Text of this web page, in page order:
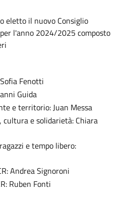
eletto il nuovo Consiglio
l'anno 2024/2025 composto
Fenotti
Guida
e territorio: Juan Messa
cultura e solidarietà: Chiara
e tempo libero:
Andrea Signoroni
Ruben Fonti